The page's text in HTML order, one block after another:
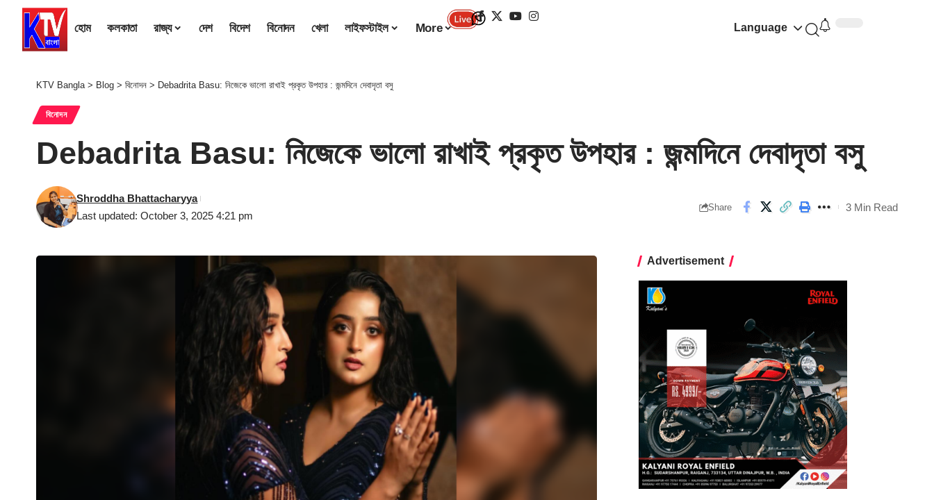
হোম কলকাতা রাজ্য দেশ বিদেশ বিনোদন খেলা লাইফস্টাইল More Language
KTV Bangla> Blog > বিনোদন > Debadrita Basu: নিজেকে ভালো রাখাই প্রকৃত উপহার : জন্মদিনে দেবাদৃতা বসু
বিনোদন
Debadrita Basu: নিজেকে ভালো রাখাই প্রকৃত উপহার : জন্মদিনে দেবাদৃতা বসু
Last updated: October 3, 2025 4:21 pm
Shroddha Bhattacharyya
Share 3 Min Read
Advertisement